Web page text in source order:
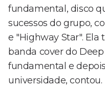
fundamental, disco
sucessos do grupo,
e "Highway Star".
banda cover do
fundamental e
universidade, contou.